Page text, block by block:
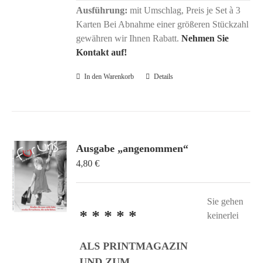
Ausführung: mit Umschlag, Preis je Set à 3
Karten Bei Abnahme einer größeren Stückzahl
gewähren wir Ihnen Rabatt.Nehmen Sie
Kontakt auf!
In den Warenkorb Details
Ausgabe „angenommen“
4,80€
* * * * *
ALS PRINTMAGAZIN
Sie gehen
keinerlei